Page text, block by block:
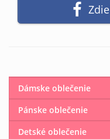
Dámske oblečenie
Pánske oblečenie
Detské oblečenie